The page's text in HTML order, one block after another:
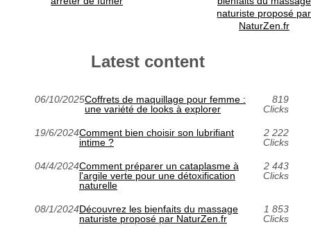
naturiste proposé par
NaturZen.fr
Latest content
06/10/2025Coffrets de maquillage pour femme :
une variété de looks à explorer
819
Clicks
19/6/2024Comment bien choisir son lubrifiant
intime ?
2 222
Clicks
04/4/2024Comment préparer un cataplasme à
l'argile verte pour une détoxification
naturelle
2 443
Clicks
08/1/2024Découvrez les bienfaits du massage
naturiste proposé par NaturZen.fr
1 853
Clicks